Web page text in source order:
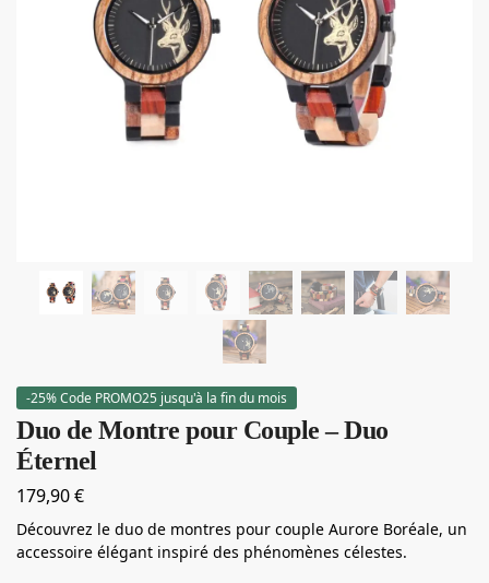
-25% Code PROMO25 jusqu'à la fin du mois
Duo de Montre pour Couple – Duo
Éternel
179,90€
Découvrez le duo de montres pour couple Aurore Boréale, un
accessoire élégant inspiré des phénomènes célestes.